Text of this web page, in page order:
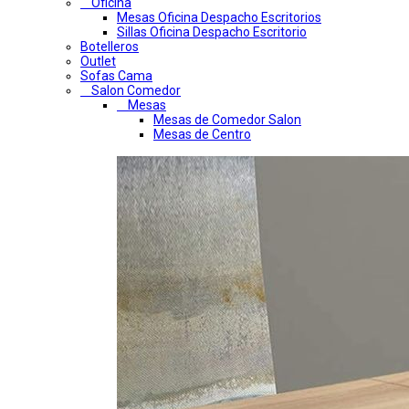
Oficina
Mesas Oficina Despacho Escritorios
Sillas Oficina Despacho Escritorio
Botelleros
Outlet
Sofas Cama
Salon Comedor
Mesas
Mesas de Comedor Salon
Mesas de Centro